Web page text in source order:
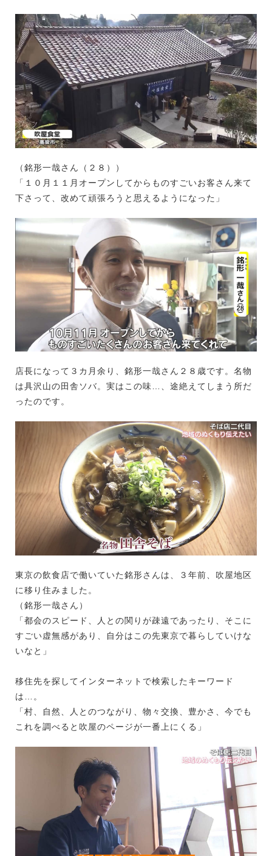
（銘形一哉さん（２８））
「１０月１１月オープンしてからものすごいお客さん来て
下さって、改めて頑張ろうと思えるようになった」
店長になって３カ月余り、銘形一哉さん２８歳です。名物
は具沢山の田舎ソバ。実はこの味…、途絶えてしまう所だ
ったのです。
東京の飲食店で働いていた銘形さんは、３年前、吹屋地区
に移り住みました。
（銘形一哉さん）
「都会のスピード、人との関りが疎遠であったり、そこに
すごい虚無感があり、自分はこの先東京で暮らしていけな
いなと」
移住先を探してインターネットで検索したキーワード
は…。
「村、自然、人とのつながり、物々交換、豊かさ、今でも
これを調べると吹屋のページが一番上にくる」